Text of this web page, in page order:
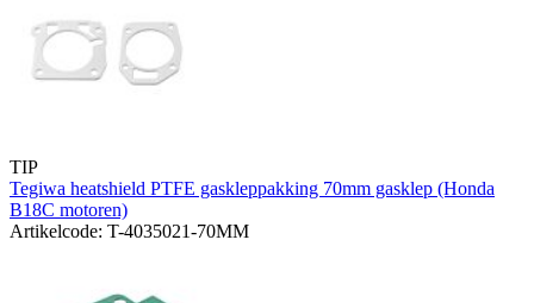
TIP
Tegiwa heatshield PTFE gaskleppakking 70mm gasklep (Honda
B18C motoren)
Artikelcode: T-4035021-70MM